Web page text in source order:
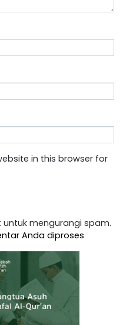
in this browser for
untuk mengurangi spam.
Anda diproses